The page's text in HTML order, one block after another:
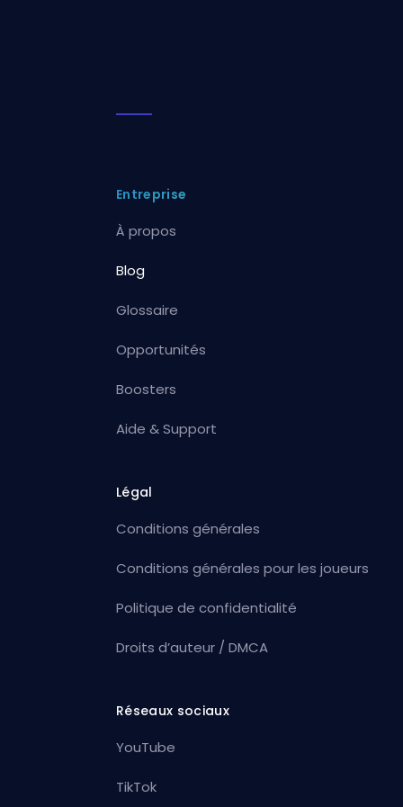
Entreprise
À propos
Blog
Glossaire
Opportunités
Boosters
Aide & Support
Légal
Conditions générales
Conditions générales pour les joueurs
Politique de confidentialité
Droits d’auteur / DMCA
Réseaux sociaux
YouTube
TikTok